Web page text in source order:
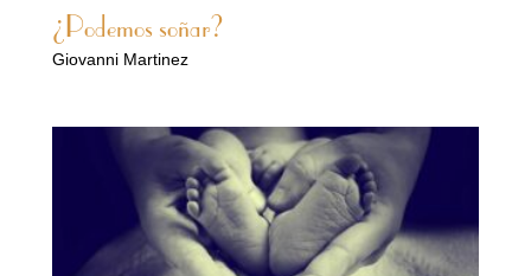
¿Podemos soñar?
Giovanni Martinez